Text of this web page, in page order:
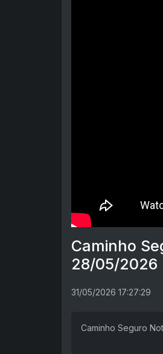
Caminho
28/05/2026
31/05/2026 17:27:29
Caminho Seguro